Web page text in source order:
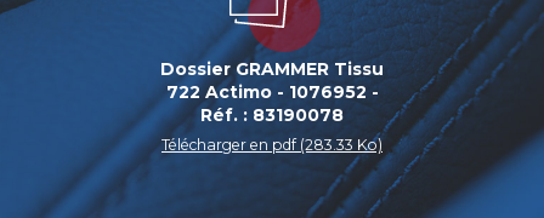
Dossier GRAMMER Tissu
722 Actimo - 1076952 -
Réf. : 83190078
Télécharger en pdf (283.33 Ko)